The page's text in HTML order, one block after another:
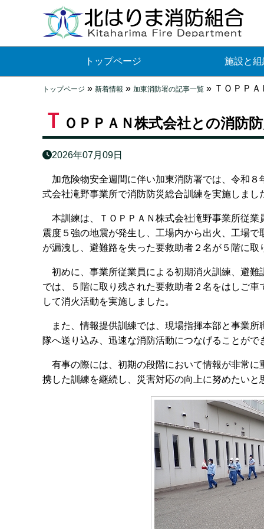
トップページ 施設と組
トップページ » 新着情報 » 加東消防署の記事一覧 » ＴＯＰＰ
Ｔ ＯＰＰＡＮ株式会社との消防
2026年07月09日
加危険物安全週間に伴い加東消防署では、令和８
式会社滝野事業所で消防防災総合訓練を実施しまし
本訓練は、ＴＯＰＰＡＮ株式会社滝野事業所従業
震度５強の地震が発生し、工場内から出火、工場
が漏洩し、避難路を失った要救助者２名が５階に
初めに、事業所従業員による初期消火訓練、避難
では、５階に取り残された要救助者２名をはしご
して消火活動を実施しました。
また、情報提供訓練では、現場指揮本部と事業所
隊へ送り込み、迅速な消防活動につなげることがで
有事の際には、初期の段階において情報が非常に
携した訓練を継続し、災害対応の向上に努めたいと